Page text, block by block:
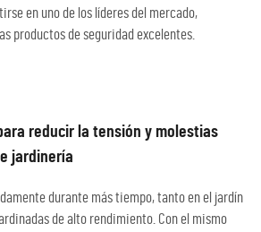
en uno de los líderes del mercado,
productos de seguridad excelentes.
reducir la tensión y molestias
jardinería
durante más tiempo, tanto en el jardín
de alto rendimiento. Con el mismo